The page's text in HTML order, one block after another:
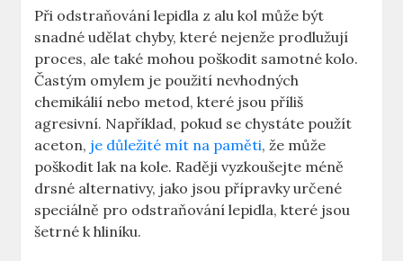
Při odstraňování lepidla z alu⁣ kol může​ být
snadné udělat‌ chyby,⁣ které nejenže prodlužují
proces, ale také mohou poškodit samotné kolo.⁤
Častým omylem je použití nevhodných
chemikálií nebo metod, které jsou příliš
agresivní. Například, pokud se chystáte použít
aceton, ⁢ je důležité mít na paměti, že může
poškodit lak na kole. Raději ⁤vyzkoušejte méně
drsné alternativy, jako jsou ⁤přípravky​ určené
speciálně pro odstraňování lepidla, které jsou
šetrné k hliníku.